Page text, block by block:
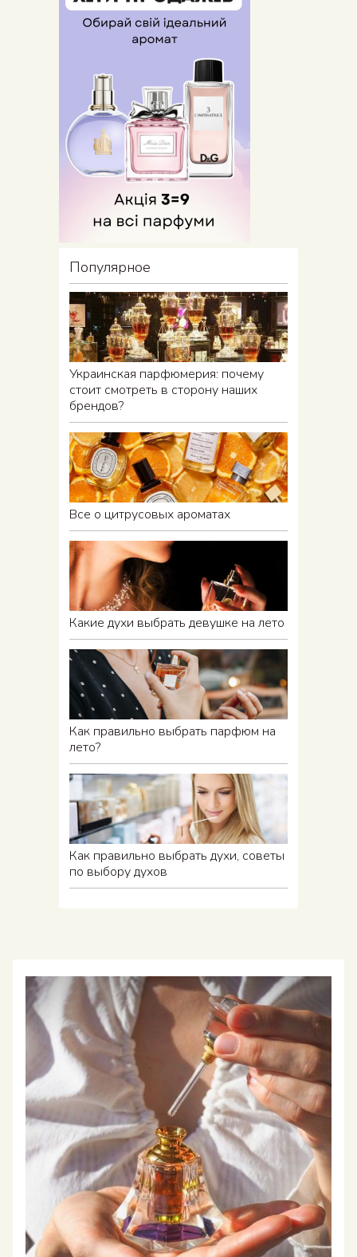
Популярное
Украинская парфюмерия: почему
стоит смотреть в сторону наших
брендов?
Все о цитрусовых ароматах
Какие духи выбрать девушке на лето
Как правильно выбрать парфюм на
лето?
Как правильно выбрать духи, советы
по выбору духов